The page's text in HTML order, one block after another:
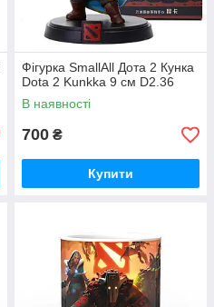
Фігурка SmallAll Дота 2 Кунка
Dota 2 Kunkka 9 см D2.36
В наявності
700 ₴
Купити